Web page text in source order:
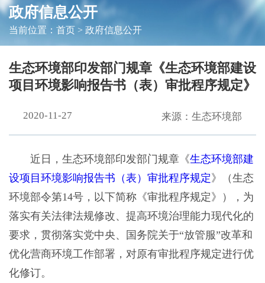
政府信息公开
当前位置： 首页> 政府信息公开
生态环境部印发部门规章《生态环境部建设
项目环境影响报告书（表）审批程序规定》
2020-11-27 来源：生态环境部
近日，生态环境部印发部门规章《生态环境部建
设项目环境影响报告书（表）审批程序规定 》（生态
环境部令第14号，以下简称《审批程序规定》），为
落实有关法律法规修改、提高环境治理能力现代化的
要求，贯彻落实党中央、国务院关于“放管服”改革和
优化营商环境工作部署，对原有审批程序规定进行优
化修订。